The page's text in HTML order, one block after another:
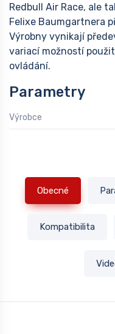
Redbull Air Race, ale
Felixe Baumgartnera
Výrobny vynikají
variací možností
ovládání.
Parametry
Výrobce
Obecné
Kompatibilita